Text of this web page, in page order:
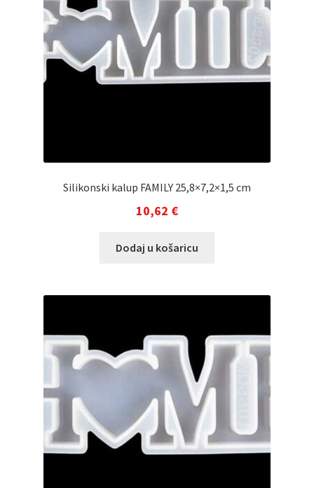
Silikonski kalup FAMILY 25,8×7,2×1,5 cm
10,62 €
Dodaj u košaricu